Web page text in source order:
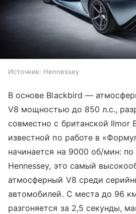
Источник: Hennessey
В основе Blackbird —
V8 мощностью до 850 л.с.,
совместно с британской Ilmor
известной по работе в
начинается на 9000 об/мин:
Hennessey, это самый
атмосферный V8 среди
автомобилей. С места до 96
разгоняется за 2,5 секунды,